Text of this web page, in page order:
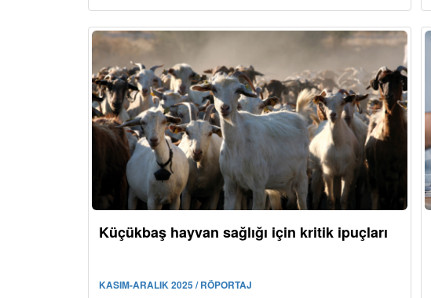
Küçükbaş hayvan sağlığı için kritik ipuçları
KASIM-ARALIK 2025 / RÖPORTAJ